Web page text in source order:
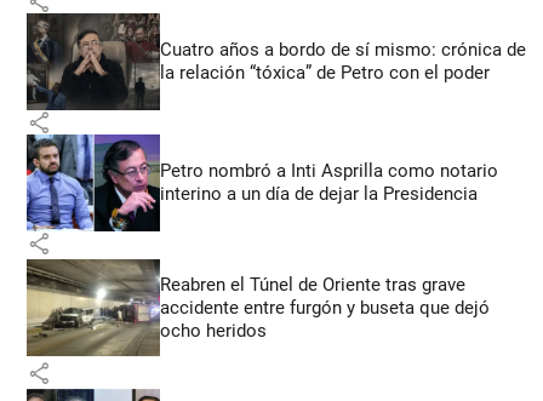
Cuatro años a bordo de sí mismo: crónica de
la relación “tóxica” de Petro con el poder
share
Petro nombró a Inti Asprilla como notario
interino a un día de dejar la Presidencia
share
Reabren el Túnel de Oriente tras grave
accidente entre furgón y buseta que dejó
ocho heridos
share